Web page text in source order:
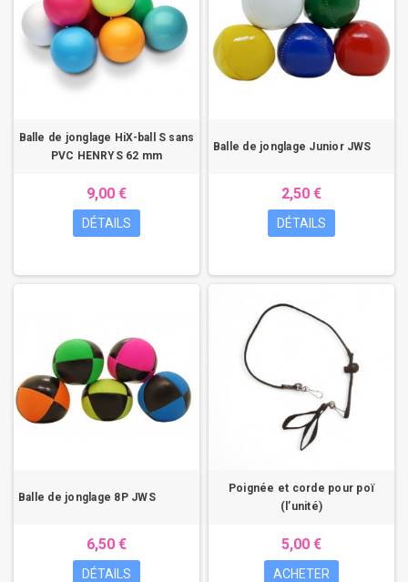
Balle de jonglage HiX-ball S sans
PVC HENRYS 62 mm
9,00 €
DÉTAILS
Balle de jonglage Junior JWS
2,50 €
DÉTAILS
Balle de jonglage 8P JWS
6,50 €
DÉTAILS
Poignée et corde pour poï
(l’unité)
5,00 €
ACHETER